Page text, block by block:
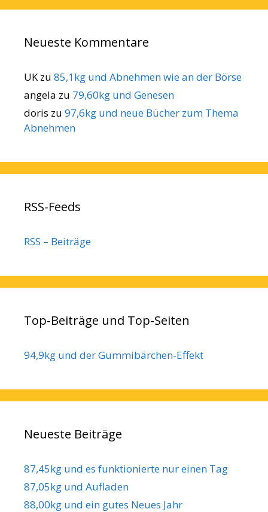
Neueste Kommentare
UKzu 85,1kg und Abnehmen wie an der Börse
angela zu 79,60kg und Genesen
doris zu 97,6kg und neue Bücher zum Thema
Abnehmen
RSS-Feeds
RSS – Beiträge
Top-Beiträge und Top-Seiten
94,9kg und der Gummibärchen-Effekt
Neueste Beiträge
87,45kg und es funktionierte nur einen Tag
87,05kg und Aufladen
88,00kg und ein gutes Neues Jahr